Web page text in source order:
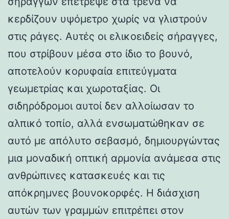
κερδίζουν υψόμετρο χωρίς να γλιστρούν
στις ράγες. Αυτές οι ελικοειδείς σήραγγες,
που στρίβουν μέσα στο ίδιο το βουνό,
αποτελούν κορυφαία επιτεύγματα
γεωμετρίας και χωροταξίας. Οι
σιδηρόδρομοι αυτοί δεν αλλοίωσαν το
αλπικό τοπίο, αλλά ενσωματώθηκαν σε
αυτό με απόλυτο σεβασμό, δημιουργώντας
μια μοναδική οπτική αρμονία ανάμεσα στις
ανθρώπινες κατασκευές και τις
απόκρημνες βουνοκορφές. Η διάσχιση
αυτών των γραμμών επιτρέπει στον